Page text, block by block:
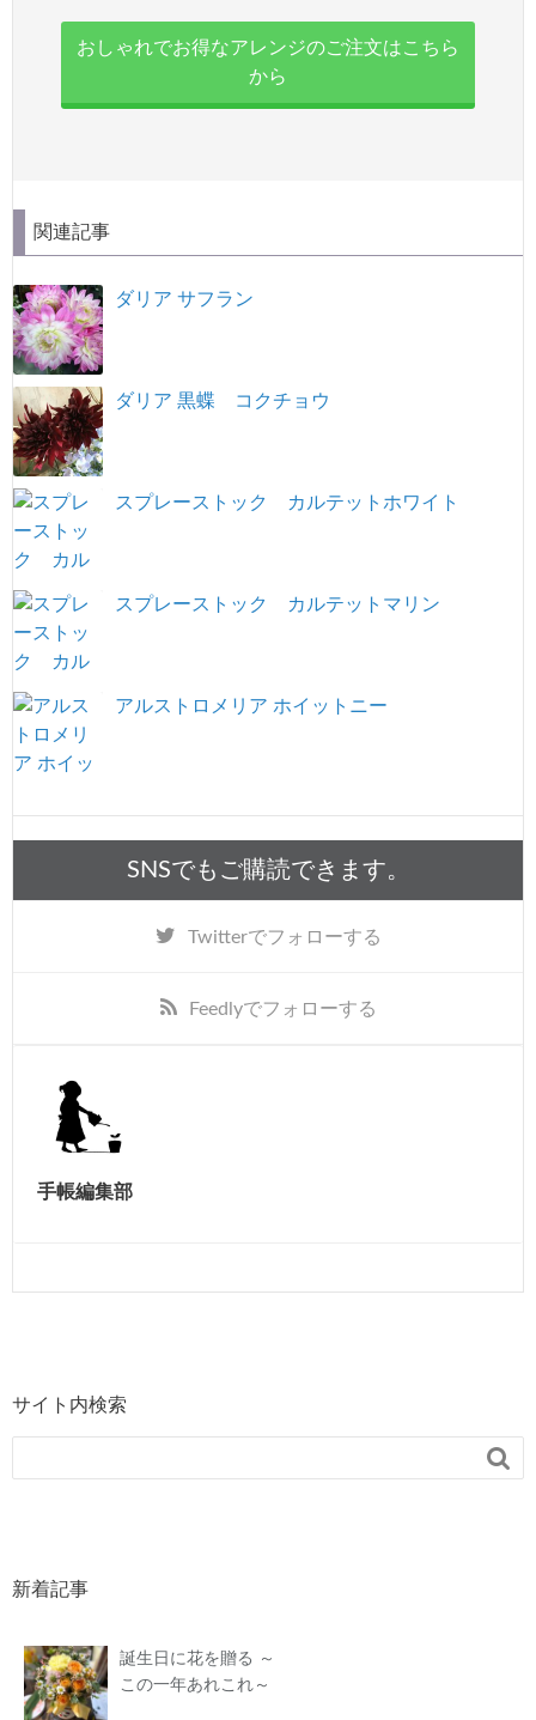
おしゃれでお得なアレンジのご注文はこちら
から
関連記事
ダリア サフラン
ダリア 黒蝶 コクチョウ
スプレーストック カルテットホワイト
スプレーストック カルテットマリン
アルストロメリア ホイットニー
SNSでもご購読できます。
Twitterでフォローする
Feedlyでフォローする
手帳編集部
サイト内検索

新着記事
誕生日に花を贈る ～
この一年あれこれ～